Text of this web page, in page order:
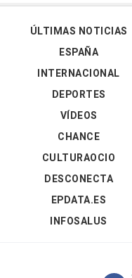
ÚLTIMAS NOTICIAS
ESPAÑA
INTERNACIONAL
DEPORTES
VÍDEOS
CHANCE
CULTURAOCIO
DESCONECTA
EPDATA.ES
INFOSALUS